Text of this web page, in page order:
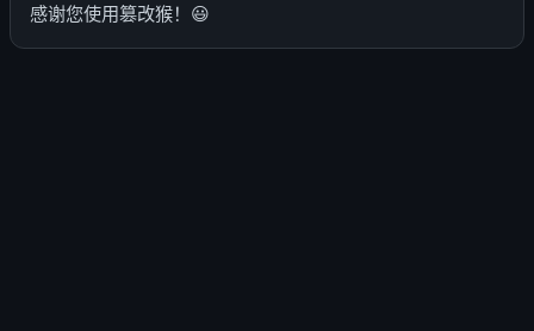
感谢您使用篡改猴！😃